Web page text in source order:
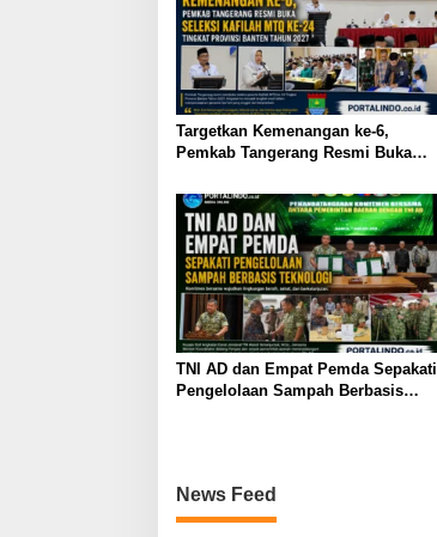
i
p
o
s
Targetkan Kemenangan ke-6,
Pemkab Tangerang Resmi Buka
Provinsi Banten Tahun 2027
TNI AD dan Empat Pemda Sepakati
Pengelolaan Sampah Berbasis
News Feed